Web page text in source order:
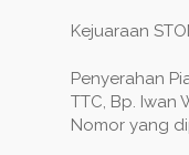
Kejuaraan
Penyerahan
TTC, Bp. Iwan
Nomor yang